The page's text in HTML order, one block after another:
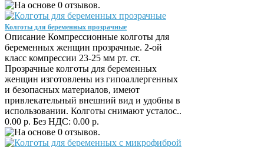
Колготы для беременных прозрачные
Описание Компрессионные колготы для
беременных женщин прозрачные. 2-ой
класс компрессии 23-25 мм рт. ст.
Прозрачные колготы для беременных
женщин изготовлены из гипоаллергенных
и безопасных материалов, имеют
привлекательный внешний вид и удобны в
использовании. Колготы снимают усталос..
0.00 р. Без НДС: 0.00 р.